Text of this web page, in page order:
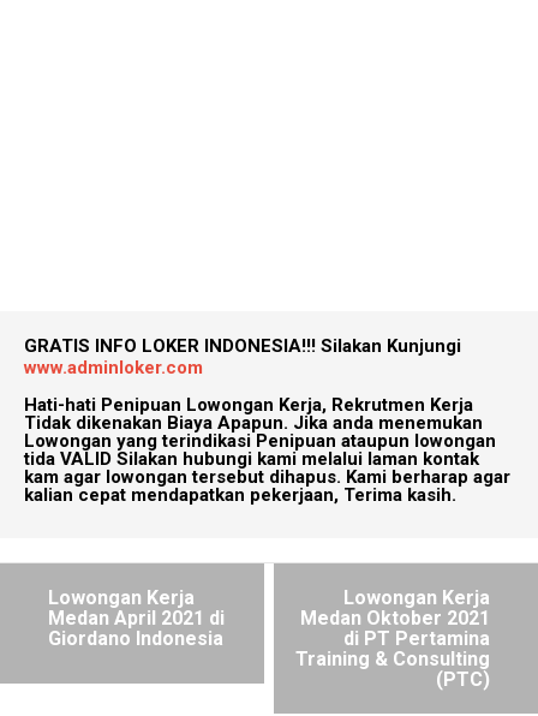
GRATIS INFO LOKER INDONESIA!!! Silakan Kunjungi
www.adminloker.com
Hati-hati Penipuan Lowongan Kerja, Rekrutmen Kerja
Tidak dikenakan Biaya Apapun. Jika anda menemukan
Lowongan yang terindikasi Penipuan ataupun lowongan
tida VALID Silakan hubungi kami melalui laman kontak
kam agar lowongan tersebut dihapus. Kami berharap agar
kalian cepat mendapatkan pekerjaan, Terima kasih.
Lowongan Kerja
Medan April 2021 di
Giordano Indonesia
Lowongan Kerja
Medan Oktober 2021
di PT Pertamina
Training & Consulting
(PTC)